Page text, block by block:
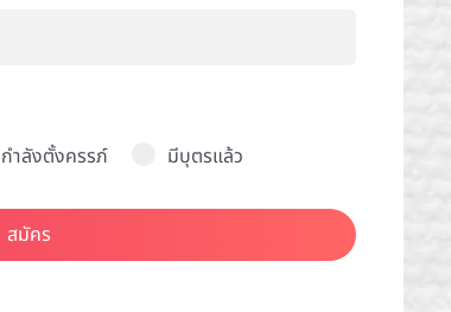
กำลังตั้งครรภ์ มีบุตรแล้ว
สมัคร